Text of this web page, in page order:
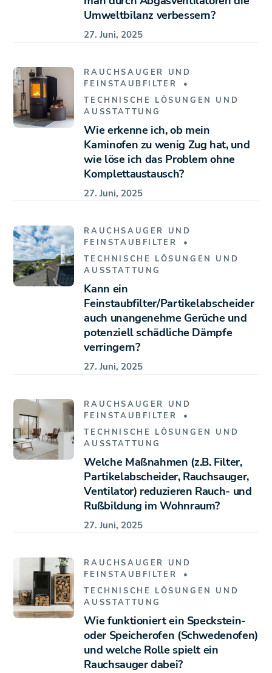
Umweltbilanz verbessern?
27. Juni, 2025
RAUCHSAUGER UND
FEINSTAUBFILTER
TECHNISCHE LÖSUNGEN UND
AUSSTATTUNG
Wie erkenne ich, ob mein
Kaminofen zu wenig Zug hat, und
wie löse ich das Problem ohne
Komplettaustausch?
27. Juni, 2025
RAUCHSAUGER UND
FEINSTAUBFILTER
TECHNISCHE LÖSUNGEN UND
AUSSTATTUNG
Kann ein
Feinstaubfilter/Partikelabscheider
auch unangenehme Gerüche und
potenziell schädliche Dämpfe
verringern?
27. Juni, 2025
RAUCHSAUGER UND
FEINSTAUBFILTER
TECHNISCHE LÖSUNGEN UND
AUSSTATTUNG
Welche Maßnahmen (z.B. Filter,
Partikelabscheider, Rauchsauger,
Ventilator) reduzieren Rauch- und
Rußbildung im Wohnraum?
27. Juni, 2025
RAUCHSAUGER UND
FEINSTAUBFILTER
TECHNISCHE LÖSUNGEN UND
AUSSTATTUNG
Wie funktioniert ein Speckstein-
oder Speicherofen (Schwedenofen)
und welche Rolle spielt ein
Rauchsauger dabei?